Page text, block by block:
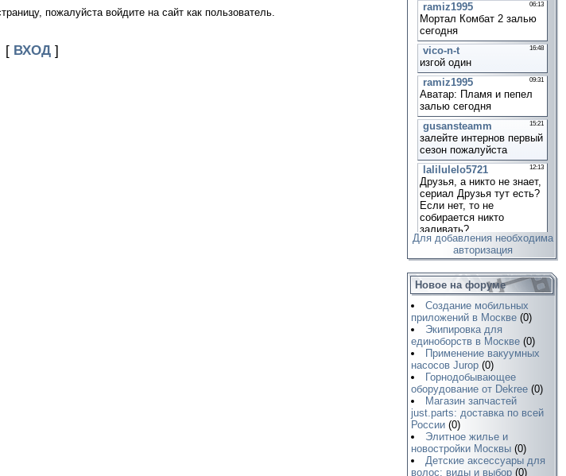
пожалуйста войдите на сайт как пользователь.
[ ВХОД]
Для добавления необходима
авторизация
Новое на форуме
Создание мобильных
приложений в Москве (0)
Экипировка для
единоборств в Москве (0)
Применение вакуумных
насосов Jurop (0)
Горнодобывающее
оборудование от Dekree (0)
Магазин запчастей
just.parts: доставка по всей
России (0)
Элитное жилье и
новостройки Москвы (0)
Детские аксессуары для
волос: виды и выбор (0)